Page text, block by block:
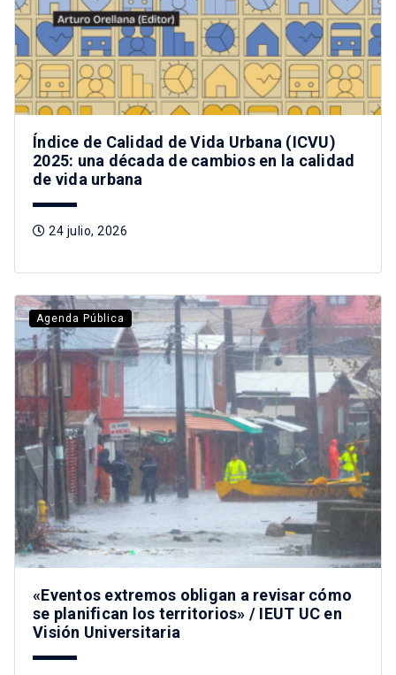
Índice de Calidad de Vida Urbana (ICVU)
2025: una década de cambios en la calidad
de vida urbana
24 julio, 2026
Agenda Pública
«Eventos extremos obligan a revisar cómo
se planifican los territorios» / IEUT UC en
Visión Universitaria